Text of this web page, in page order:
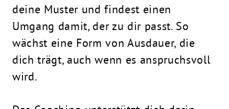
deine Muster und findest einen
Umgang damit, der zu dir passt. So
wächst eine Form von Ausdauer, die
dich trägt, auch wenn es anspruchsvoll
wird.